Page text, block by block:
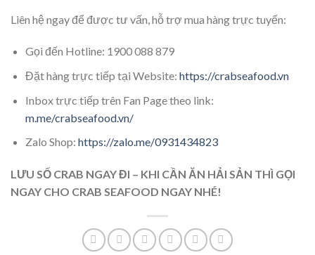
Liên hệ ngay để được tư vấn, hỗ trợ mua hàng trực tuyến:
Gọi đến Hotline: 1900 088 879
Đặt hàng trực tiếp tại Website: https://crabseafood.vn
Inbox trực tiếp trên Fan Page theo link:
m.me/crabseafood.vn/
Zalo Shop: https://zalo.me/0931434823
LƯU SỐ CRAB NGAY ĐI – KHI CẦN ĂN HẢI SẢN THÌ GỌI
NGAY CHO CRAB SEAFOOD NGAY NHÉ!